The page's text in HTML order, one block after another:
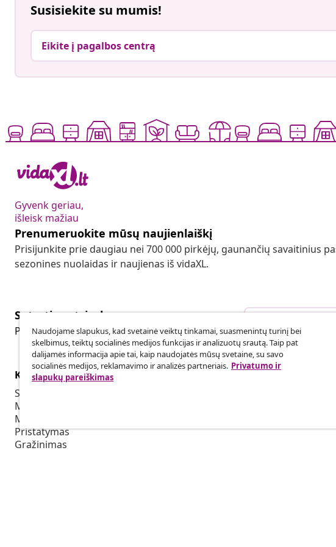
Susisiekite su mumis!
Eikite į pagalbos centrą
Gyvenk geriau,
išleisk mažiau
Prenumeruokite mūsų naujienlaiškį
Prisijunkite prie daugiau nei 700 000 pirkėjų, gaunančių savaitinius
sezonines nuolaidas ir naujienas iš vidaXL.
Sutarties atsisakymas
Pateikite prašymą atsisakyti užsakymo.
Sutarties
Klientų aptarnavimas
Sekti savo užsakymą
Mano paskyra
Mokėjimas
Pristatymas
Grąžinimas
Naudojame slapukus, kad svetainė veiktų tinkamai, suasmenintų turinį bei
skelbimus, teiktų socialinės medijos funkcijas ir analizuotų srautą. Taip pat
dalijamės informacija apie tai, kaip naudojatės mūsų svetaine, su savo
socialinės medijos, reklamavimo ir analizės partneriais. Privatumo ir
slapukų pareiškimas